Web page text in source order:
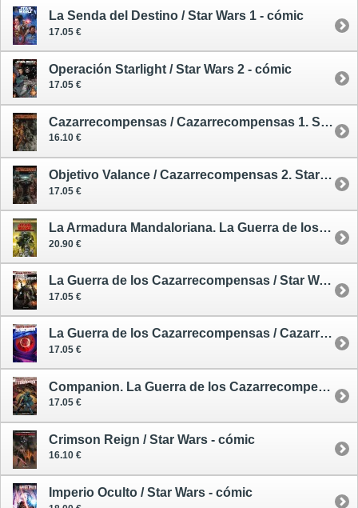
La Senda del Destino / Star Wars 1 - cómic
17.05 €
Operación Starlight / Star Wars 2 - cómic
17.05 €
Cazarrecompensas / Cazarrecompensas 1. Star Wars - cómic
16.10 €
Objetivo Valance / Cazarrecompensas 2. Star Wars - cómic
17.05 €
La Armadura Mandaloriana. La Guerra de los Cazarrecompensas 1 (de 3)
20.90 €
La Guerra de los Cazarrecompensas / Star Wars - cómic
17.05 €
La Guerra de los Cazarrecompensas / Cazarrecompensas 3. Star Wars - cómic
17.05 €
Companion. La Guerra de los Cazarrecompensas / Star Wars - cómic
17.05 €
Crimson Reign / Star Wars - cómic
16.10 €
Imperio Oculto / Star Wars - cómic